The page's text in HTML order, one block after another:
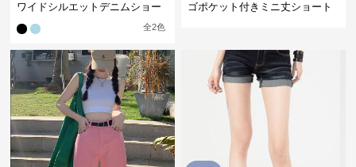
ワイドシルエットデニムショー
全2色
ゴポケット付きミニ丈ショート